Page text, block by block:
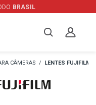
E PREÇO ESPECIAL
CÂMERAS LENTES FUJIFILM